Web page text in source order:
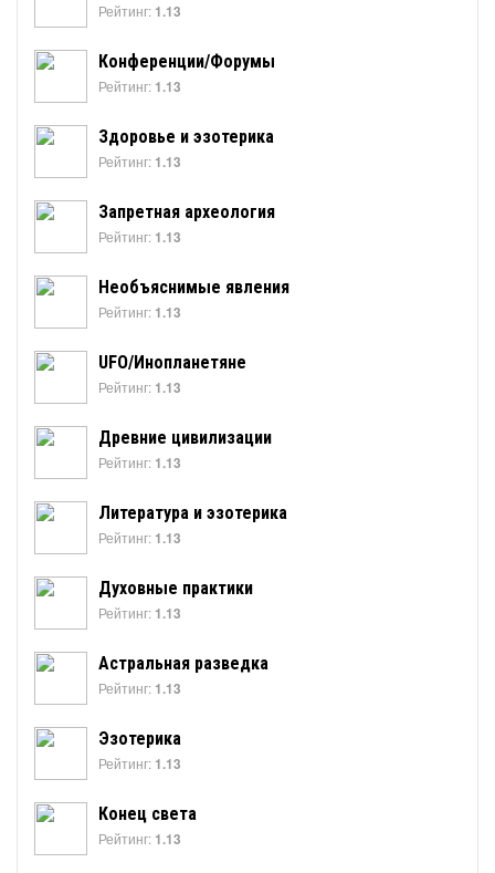
Рейтинг: 1.13
Конференции/Форумы
Рейтинг: 1.13
Здоровье и эзотерика
Рейтинг: 1.13
Запретная археология
Рейтинг: 1.13
Необъяснимые явления
Рейтинг: 1.13
UFO/Инопланетяне
Рейтинг: 1.13
Древние цивилизации
Рейтинг: 1.13
Литература и эзотерика
Рейтинг: 1.13
Духовные практики
Рейтинг: 1.13
Астральная разведка
Рейтинг: 1.13
Эзотерика
Рейтинг: 1.13
Конец света
Рейтинг: 1.13